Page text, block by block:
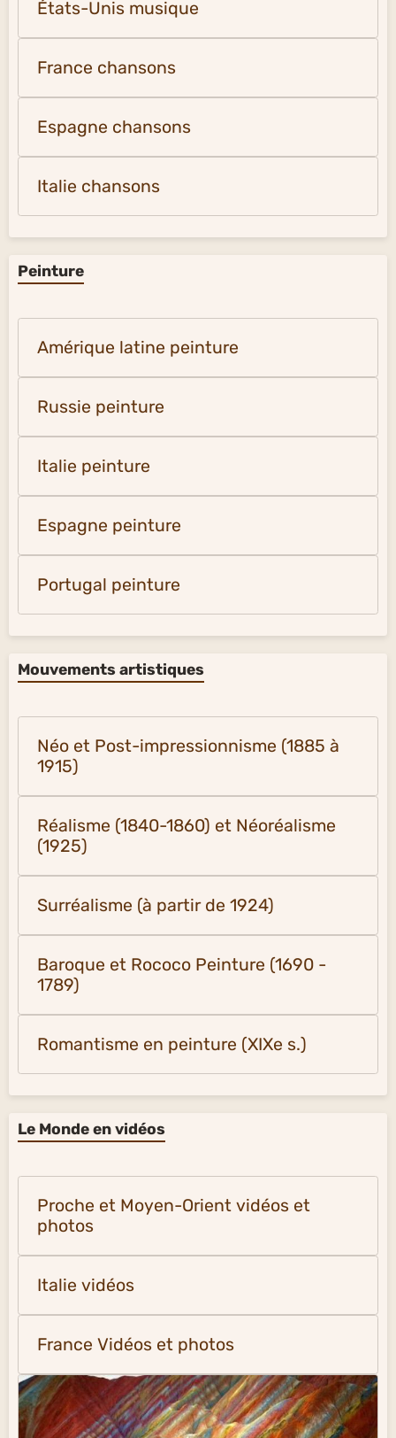
États-Unis musique
France chansons
Espagne chansons
Italie chansons
Peinture
Amérique latine peinture
Russie peinture
Italie peinture
Espagne peinture
Portugal peinture
Mouvements artistiques
Néo et Post-impressionnisme (1885 à
1915)
Réalisme (1840-1860) et Néoréalisme
(1925)
Surréalisme (à partir de 1924)
Baroque et Rococo Peinture (1690 -
1789)
Romantisme en peinture (XIXe s.)
Le Monde en vidéos
Proche et Moyen-Orient vidéos et
photos
Italie vidéos
France Vidéos et photos